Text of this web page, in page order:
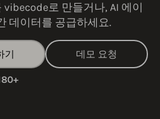
vibecode로 만들거나, AI 에이
데이터를 공급하세요.
기 데모 요청